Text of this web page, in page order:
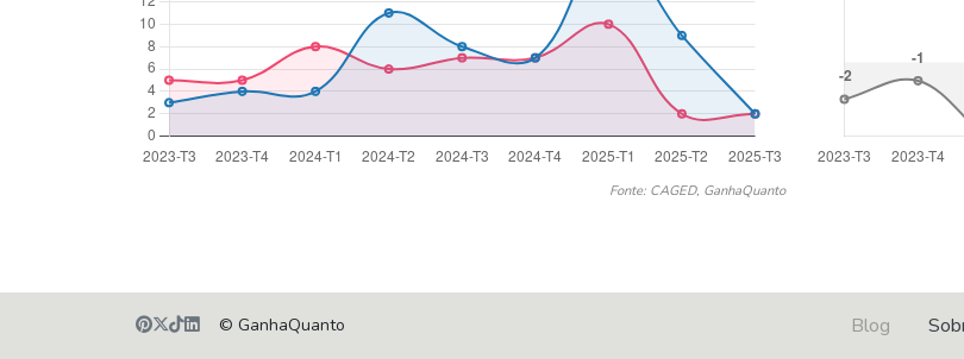
Fonte: CAGED, GanhaQuanto
© GanhaQuanto Blog